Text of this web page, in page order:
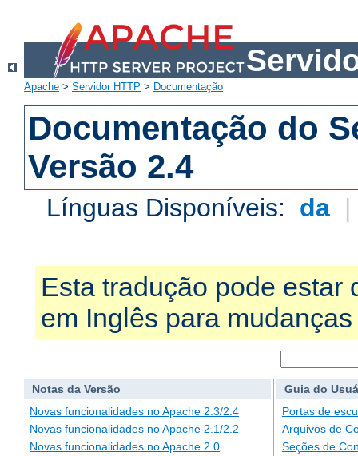
Apache > Servidor HTTP > Documentação
Documentação do
Versão 2.4
Línguas Disponíveis: da |
Esta tradução pode estar
em Inglês para
Notas da Versão
Novas funcionalidades no Apache 2.3/2.4
Novas funcionalidades no Apache 2.1/2.2
Novas funcionalidades no Apache 2.0
Guia do
Portas de
Arquivos de
Seções de